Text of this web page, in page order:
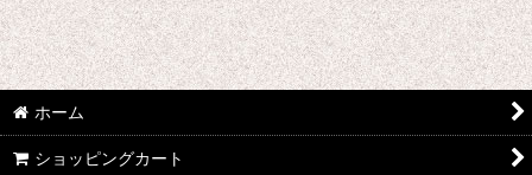
ウマ娘プリティーダービー
あんさんぶるスターズ
ホーム
ショッピングカート